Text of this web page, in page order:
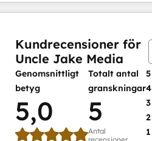
Kundrecensioner för
Uncle Jake Media
Genomsnittligt
betyg
5,0
Totalt antal
granskningar
5
Antal
5
4
3
2
1